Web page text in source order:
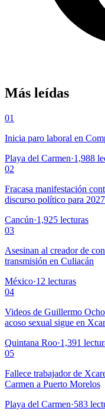
Más leídas
01
Inicia paro laboral en
Playa del Carmen·1,988
02
Fracasa manifestación
discurso político para 2027
Cancún·1,925 lecturas
03
Asesinan al creador de
transmisión en Culiacán
México·12 lecturas
04
Videos de Guillermo
acoso sexual sigue en
Quintana Roo·1,391
05
Fallece trabajador de
Carmen a Puerto Morelos
Playa del Carmen·583